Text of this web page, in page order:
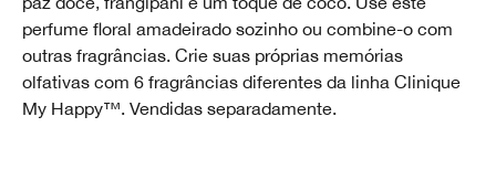
perfume floral amadeirado sozinho ou combine-o com
outras fragrâncias. Crie suas próprias memórias
olfativas com 6 fragrâncias diferentes da linha Clinique
My Happy™. Vendidas separadamente.